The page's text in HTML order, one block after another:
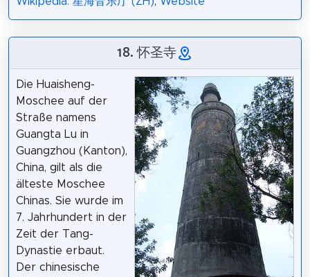
18. 怀圣寺
Die Huaisheng-
Moschee auf der
Straße namens
Guangta Lu in
Guangzhou (Kanton),
China, gilt als die
älteste Moschee
Chinas. Sie wurde im
7. Jahrhundert in der
Zeit der Tang-
Dynastie erbaut.
Der chinesische